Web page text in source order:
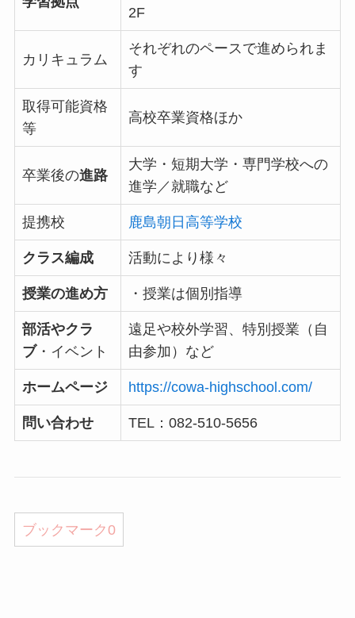
2F
カリキュラム
それぞれのペースで進められま
す
取得可能資格
等
高校卒業資格ほか
卒業後の進路
大学・短期大学・専門学校への
進学／就職など
提携校 鹿島朝日高等学校
クラス編成 活動により様々
授業の進め方 ・授業は個別指導
部活やクラ
ブ・イベント
遠足や校外学習、特別授業（自
由参加）など
ホームページ https://cowa-highschool.com/
問い合わせ TEL：082-510-5656
ブックマーク0